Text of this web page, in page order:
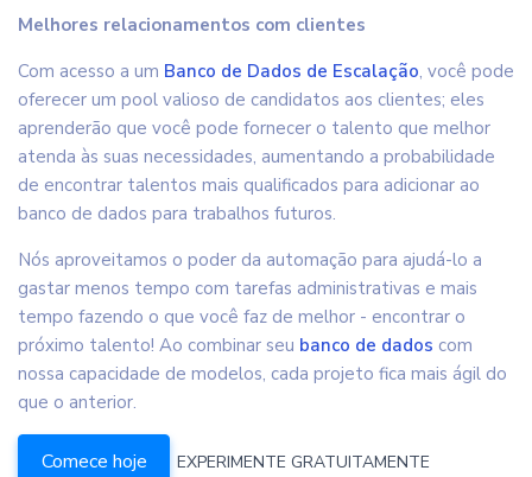
Melhores relacionamentos com clientes
Com acesso a um Banco de Dados de Escalação, você pode
oferecer um pool valioso de candidatos aos clientes; eles
aprenderão que você pode fornecer o talento que melhor
atenda às suas necessidades, aumentando a probabilidade
de encontrar talentos mais qualificados para adicionar ao
banco de dados para trabalhos futuros.
Nós aproveitamos o poder da automação para ajudá-lo a
gastar menos tempo com tarefas administrativas e mais
tempo fazendo o que você faz de melhor - encontrar o
próximo talento! Ao combinar seu banco de dados com
nossa capacidade de modelos, cada projeto fica mais ágil do
que o anterior.
Comece hoje EXPERIMENTE GRATUITAMENTE